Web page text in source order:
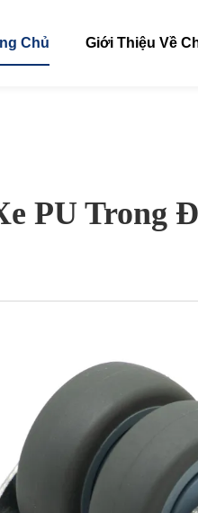
Chủ Giới Thiệu Về
PU Trong